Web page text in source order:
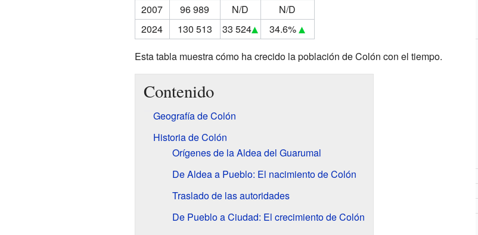
2007
96 989 N/D
N/D
2024
130 513 33 524
34.6%
Esta tabla muestra cómo ha crecido la población de Colón con el tiempo.
Contenido
Geografía de Colón
Historia de Colón
Orígenes de la Aldea del Guarumal
De Aldea a Pueblo: El nacimiento de Colón
Traslado de las autoridades
De Pueblo a Ciudad: El crecimiento de Colón